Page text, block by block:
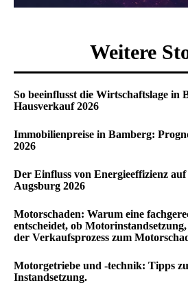
Weitere
So beeinflusst die Wirtschaftslage in
Hausverkauf 2026
Immobilienpreise in Bamberg:
2026
Der Einfluss von Energieeffizienz
Augsburg 2026
Motorschaden: Warum eine
entscheidet, ob
der Verkaufsprozess zum
Motorgetriebe und -technik: Tipps
Instandsetzung.